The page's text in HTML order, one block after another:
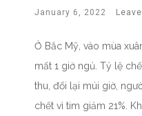
January 6, 2022
Ở Bắc Mỹ, vào mùa
mất 1 giờ ngủ. Tỷ lệ
thu, đổi lại múi giờ,
chết vì tim giảm 21%.